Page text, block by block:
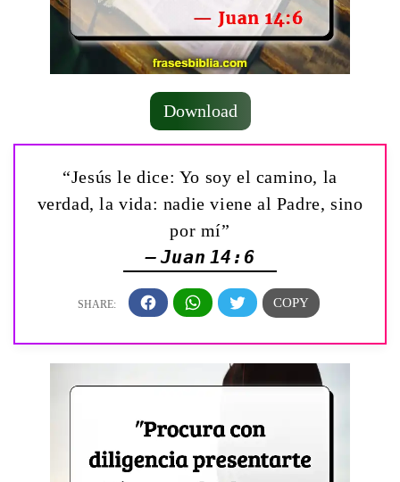
Download
“Jesús le dice: Yo soy el camino, la
verdad, la vida: nadie viene al Padre, sino
por mí”
— Juan 14:6